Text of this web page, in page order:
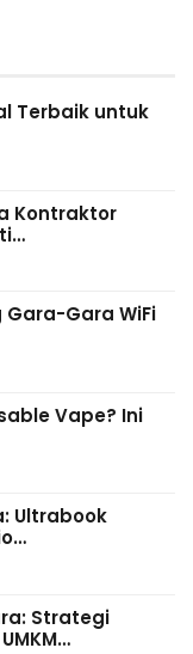
Terbaik untuk
Kontraktor
Gara WiFi
Vape? Ini
Ultrabook
Strategi